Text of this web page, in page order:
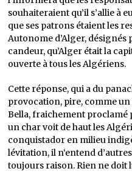
souhaiteraient qu’il s’allie à
que ses patrons étaient les
Autonome d’Alger, désignés
candeur, qu’Alger était la
ouverte à tous les Algériens.
Cette réponse, qui a du
provocation, pire, comme
Bella, fraichement proclamé
un char voit de haut les
conquistador en milieu
lévitation, il n‘entend
toujours raison. Rien ne doit